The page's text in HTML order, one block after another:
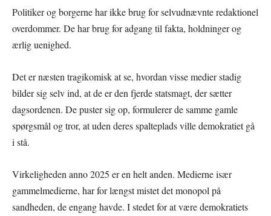
Politiker og borgerne har ikke brug for selvudnævnte redaktionel
overdommer. De har brug for adgang til fakta, holdninger og
ærlig uenighed.
Det er næsten tragikomisk at se, hvordan visse medier stadig
bilder sig selv ind, at de er den fjerde statsmagt, der sætter
dagsordenen. De puster sig op, formulerer de samme gamle
spørgsmål og tror, at uden deres spalteplads ville demokratiet gå
i stå.
Virkeligheden anno 2025 er en helt anden. Medierne især
gammelmedierne, har for længst mistet det monopol på
sandheden, de engang havde. I stedet for at være demokratiets